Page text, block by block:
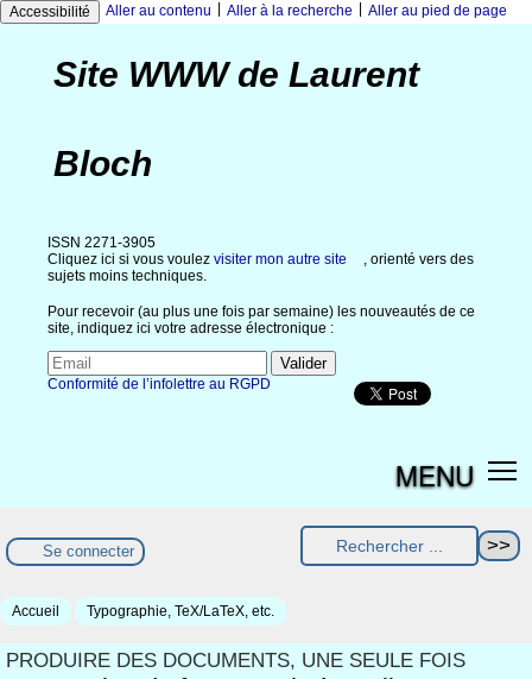
Accessibilité Aller au contenu Aller à la recherche Aller au pied de page
Site WWW de Laurent
Bloch
ISSN 2271-3905
Cliquez ici si vous voulez visiter mon autre site
, orienté vers des
sujets moins techniques.
Pour recevoir (au plus une fois par semaine) les nouveautés de ce
site, indiquez ici votre adresse électronique :
Conformité de l’infolettre au RGPD
MENU
Se connecter
Accueil Typographie, TeX/LaTeX, etc.
PRODUIRE DES DOCUMENTS, UNE SEULE FOIS